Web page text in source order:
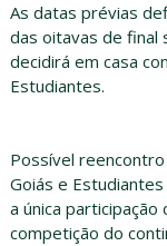
As datas prévias
das oitavas de final
decidirá em casa
Estudiantes.
Possível reencontro
Goiás e
a única
competição do